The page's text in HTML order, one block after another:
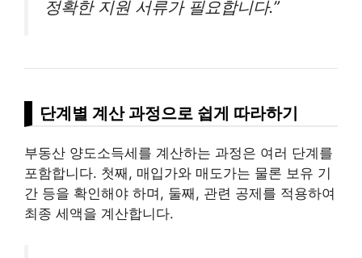
정확한 지원 서류가 필요합니다.”
단계별 계산 과정으로 쉽게 따라하기
부동산 양도소득세를 계산하는 과정은 여러 단계를
포함합니다. 첫째, 매입가와 매도가는 물론 보유 기
간 등을 확인해야 하며, 둘째, 관련 공제를 적용하여
최종 세액을 계산합니다.